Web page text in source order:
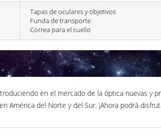
Tapas de oculares y objetivos
Funda de transporte
Correa para el cuello
en el mercado de la óptica nuevas y
América del Norte y del Sur. ¡Ahora podrá